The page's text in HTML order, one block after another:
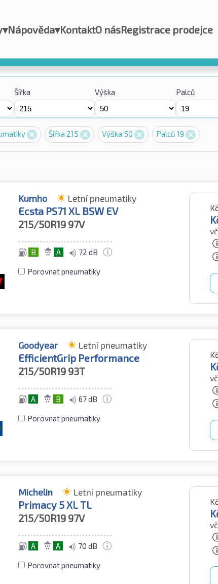
▾Nápověda▾KontaktO násRegistrace prodejce
Šířka Výška Palců
Šířka 215 Výška 50 Palců 19
Kumho Letní pneumatiky
Ecsta PS71 XL BSW EV
215/50R19 97V
B A 72 dB
Porovnat pneumatiky
Kč
Goodyear Letní pneumatiky
EfficientGrip Performance
215/50R19 93T
A B 67 dB
Porovnat pneumatiky
Kč
Michelin Letní pneumatiky
Primacy 5 XL TL
215/50R19 97V
A A 70 dB
Porovnat pneumatiky
Kč